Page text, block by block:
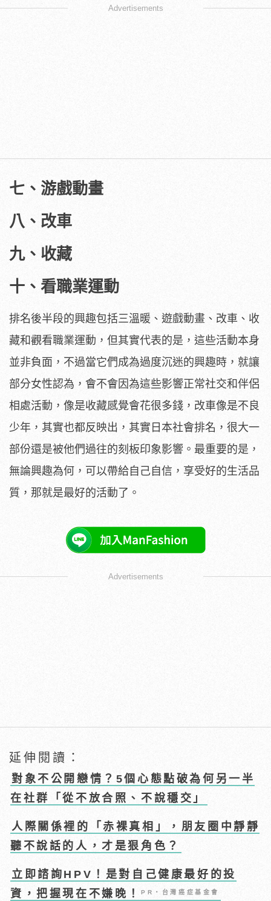
Advertisements
七、游戲動畫
八、改車
九、收藏
十、看職業運動
排名後半段的興趣包括三溫暖、遊戲動畫、改車、收
藏和觀看職業運動，但其實代表的是，這些活動本身
並非負面，不過當它們成為過度沉迷的興趣時，就讓
部分女性認為，會不會因為這些影響正常社交和伴侶
相處活動，像是收藏感覺會花很多錢，改車像是不良
少年，其實也都反映出，其實日本社會排名，很大一
部份還是被他們過往的刻板印象影響。最重要的是，
無論興趣為何，可以帶給自己自信，享受好的生活品
質，那就是最好的活動了。
Advertisements
延伸閱讀：
對象不公開戀情？5個心態點破為何另一半
在社群「從不放合照、不說穩交」
人際關係裡的「赤裸真相」，朋友圈中靜靜
聽不說話的人，才是狠角色？
立即諮詢HPV！是對自己健康最好的投
資，把握現在不嫌晚！PR・台灣癌症基金會